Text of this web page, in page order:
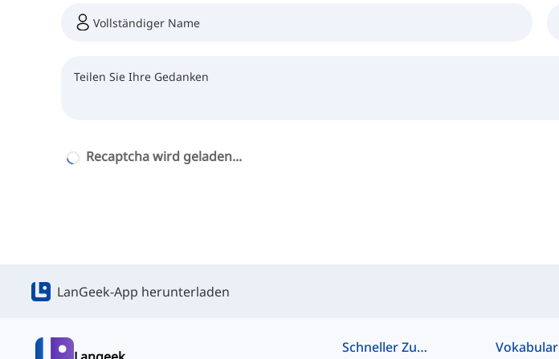
Recaptcha wird geladen...
LanGeek-App herunterladen
Schneller Zugriff Vokabular